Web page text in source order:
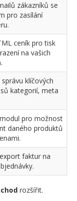
zákazníků se
pro zasílání
ceník pro tisk
na vašich
klíčových
kategorií, meta
pro možnost
daného produktů
faktur na
rozšířit.